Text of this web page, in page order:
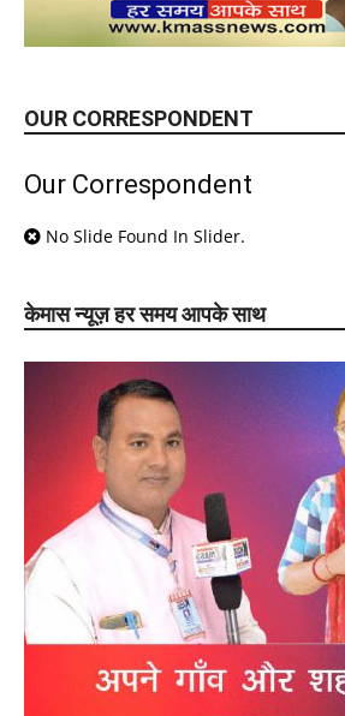
OUR CORRESPONDENT
Our Correspondent
No Slide Found In Slider.
केमास न्यूज़ हर समय आपके साथ